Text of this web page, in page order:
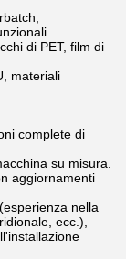
di PET, film di
materiali
complete di
su misura.
aggiornamenti
nella
ecc.),